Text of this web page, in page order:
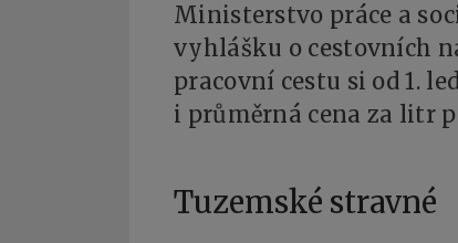
Ministerstvo práce a
vyhlášku o cestovních
pracovní cestu si od 1.
i průměrná cena za litr
Tuzemské stravné